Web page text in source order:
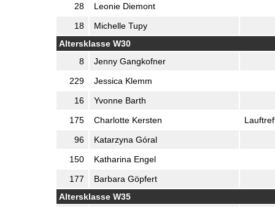
28
Leonie Diemont
18
Michelle Tupy
Altersklasse W30
8
Jenny Gangkofner
229
Jessica Klemm
16
Yvonne Barth
175
Charlotte Kersten
96
Katarzyna Góral
150
Katharina Engel
177
Barbara Göpfert
Altersklasse W35